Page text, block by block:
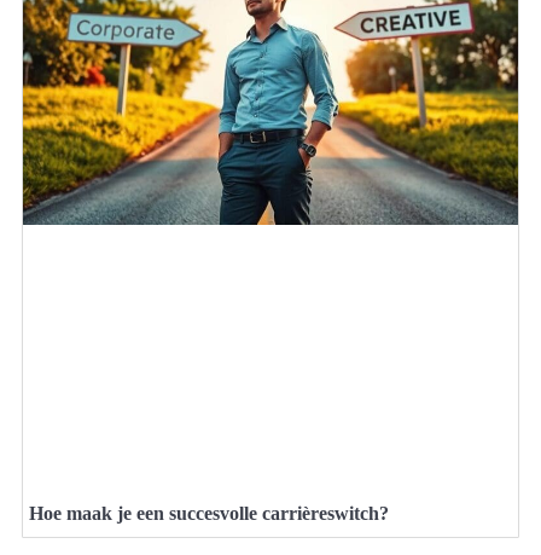
Hoe maak je een succesvolle carrièreswitch?